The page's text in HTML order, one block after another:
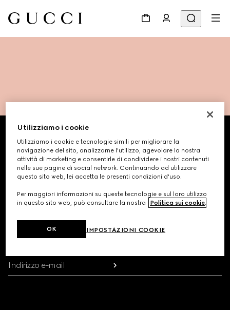
Footer
RICERCA NEGOZIO
Paese/Regione, Città
REGISTRATI PER RICEVERE AGGIORNAMENTI SU GUCCI
Ricevi aggiornamenti esclusivi sul lancio della collezione, comunicazioni
personalizzate e scopri le ultime novità della Maison.
Indirizzo e-mail
Utilizziamo i cookie
Utilizziamo i cookie e tecnologie simili per migliorare la
navigazione del sito, analizzarne l'utilizzo, agevolare la nostra
attività di marketing e consentirle di condividere i nostri contenuti
nelle sue pagine di social network. Continuando ad utilizzare
questo sito web, lei accetta le presenti condizioni d'uso.
Per maggiori informazioni su queste tecnologie e sul loro utilizzo
in questo sito web, può consultare la nostra
Politica sui cookie.
IMPOSTAZIONI COOKIE
OK